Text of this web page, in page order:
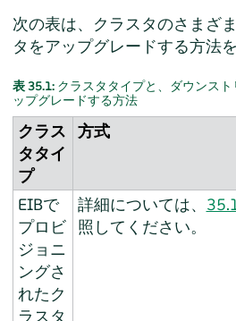
次の表は、クラスタのさまざ
タをアップグレードする方法
表 35.1: クラスタタイプと、ダウンス
ップグレードする方法
クラス
タタイ
プ
方式
EIBで
プロビ
ジョニ
ングさ
れたク
ラスタ
詳細については、
照してください。